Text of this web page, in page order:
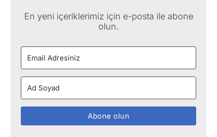
En yeni içeriklerimiz için e-posta ile abone
olun.
Abone olun